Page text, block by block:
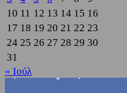
10 11 12 13 14 15 16
17 18 19 20 21 22 23
24 25 26 27 28 29 30
31
« Ιούλ
3,822